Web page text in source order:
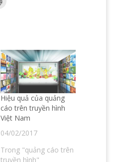
(
O
p
e
n
s
i
n
n
e
w
w
n
d
w
)
Hiệu quả của quảng
cáo trên truyền hình
Việt Nam
04/02/2017
Trong "quảng cáo trên
truyền hình"